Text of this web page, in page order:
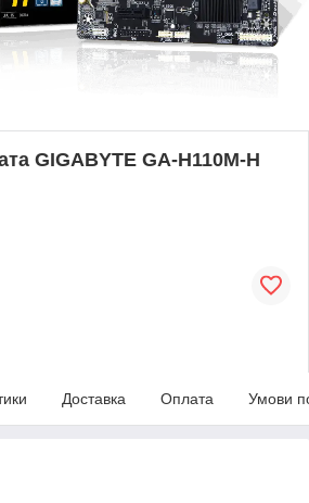
GIGABYTE GA-H110M-H
Доставка Оплата Умови